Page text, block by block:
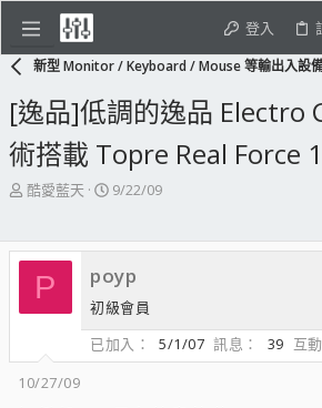
登入
新型 Monitor / Keyboard / Mouse 等輸出入設
[逸品]低調的逸品 Electro
術搭載 Topre Real Force
主
起
人
酷愛藍天
開
期
9/22/09
P poyp
初級會員
已加入
5/1/07 訊息 39 互
10/27/09